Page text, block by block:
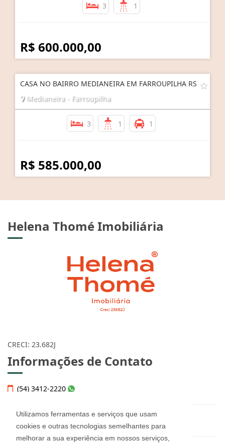
Utilizamos ferramentas e serviços que usam
cookies e outras tecnologias semelhantes para
melhorar a sua experiência em nossos serviços,
3 1
R$ 600.000,00
CASA NO BAIRRO MEDIANEIRA EM FARROUPILHA RS
Medianeira - Farroupilha
3 1 1
R$ 585.000,00
Helena Thomé Imobiliária
CRECI: 23.682J
Informações de Contato
(54) 3412-2220
helena@imobiliariahelena.com.br